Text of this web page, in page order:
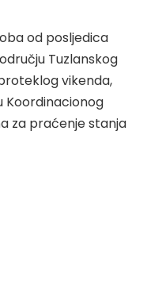
od posljedica
Tuzlanskog
vikenda,
Koordinacionog
za praćenje stanja